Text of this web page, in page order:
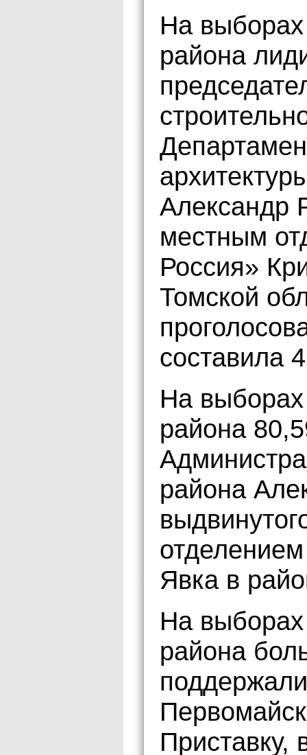
На
района
Александр
местным
Россия»
Томской
составила
На выборах
района
района
Явка в
На
района
Приставку,